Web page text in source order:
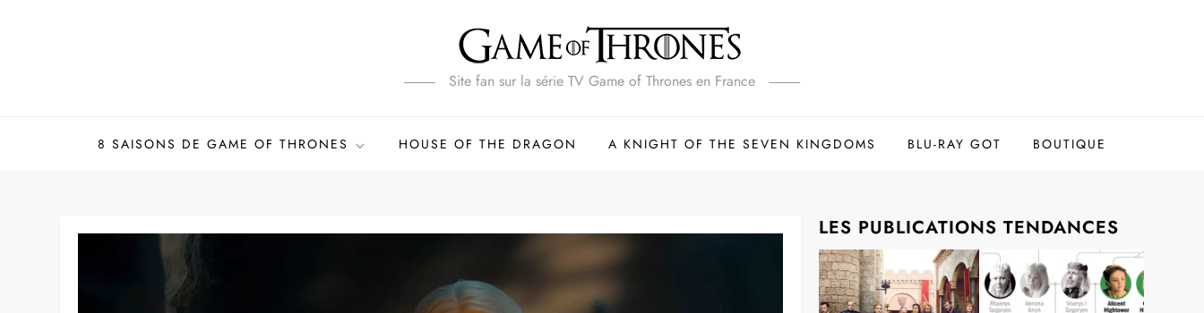
Site fan sur la série TV Game of Thrones en France
8 SAISONS DE GAME OF THRONES HOUSE OF THE DRAGON A KNIGHT OF THE SEVEN KINGDOMS BLU-RAY GOT BOUTIQUE
LES PUBLICATIONS TENDANCES